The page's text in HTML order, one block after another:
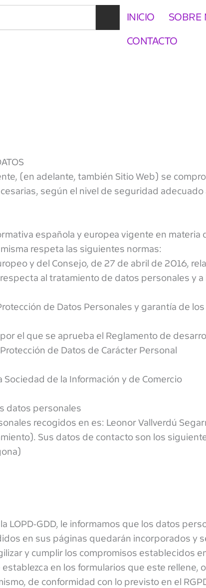
INICIO SOBRE
CONTACTO
(en adelante, también Sitio Web) se
según el nivel de seguridad adecuado
española y europea vigente en materia
respeta las siguientes normas:
y del Consejo, de 27 de abril de 2016,
al tratamiento de datos personales y a
de Datos Personales y garantía de los
el que se aprueba el Reglamento de
de Datos de Carácter Personal
de la Información y de Comercio
datos personales
recogidos en es: Leonor Vallverdú
Sus datos de contacto son los
LOPD-GDD, le informamos que los datos
en sus páginas quedarán incorporados y
y cumplir los compromisos establecidos
en los formularios que este rellene,
de conformidad con lo previsto en el